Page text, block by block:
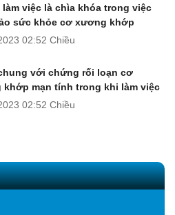
việc là chìa khóa trong việc
sức khỏe cơ xương khớp
02:52 Chiều
với chứng rối loạn cơ
khớp mạn tính trong khi làm việc
02:52 Chiều